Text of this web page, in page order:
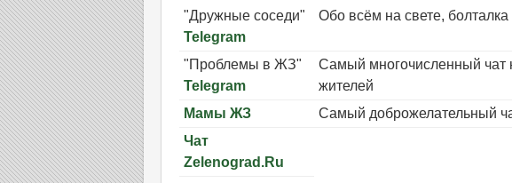
"Дружные соседи"
Telegram
Обо всём на свете, болталка
"Проблемы в ЖЗ"
Telegram
Самый многочисленный чат
жителей
Мамы ЖЗ
Самый доброжелательный
Чат
Zelenograd.Ru